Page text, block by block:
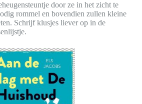
door ze in het zicht te
rommel en bovendien zullen kleine
Schrijf klusjes liever op in de